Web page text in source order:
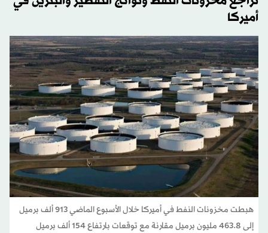
أميركا
هبطت مخزونات النفط في أميركا خلال الأسبوع الماضي 913 ألف برميل
إلى 463.8 مليون برميل مقارنة مع توقعات بارتفاع 154 ألف برميل